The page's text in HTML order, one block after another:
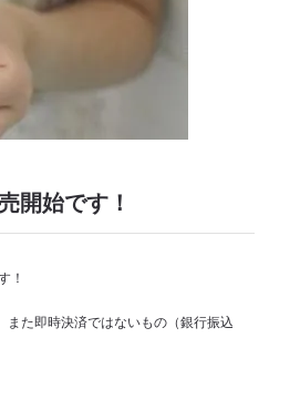
開始です！
！
た即時決済ではないもの（銀行振込